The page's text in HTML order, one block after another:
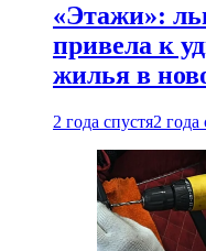
«Этажи»:
привела к
жилья в
2 года спустя2 года